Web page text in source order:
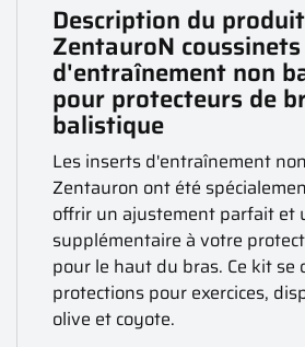
Description du
ZentauroN coussinets
d'entraînement non
pour protecteurs de
balistique
Les inserts d'entraînement
Zentauron ont été
offrir un ajustement parfait et
supplémentaire à votre
pour le haut du bras. Ce kit se
protections pour exercices,
olive et coyote.